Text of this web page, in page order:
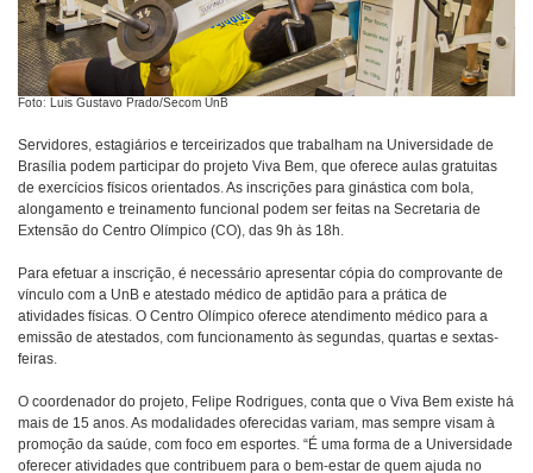
Foto: Luis Gustavo Prado/Secom UnB
Servidores, estagiários e terceirizados que trabalham na Universidade de
Brasília podem participar do projeto Viva Bem, que oferece aulas gratuitas
de exercícios físicos orientados. As inscrições para ginástica com bola,
alongamento e treinamento funcional podem ser feitas na Secretaria de
Extensão do Centro Olímpico (CO), das 9h às 18h.
Para efetuar a inscrição, é necessário apresentar cópia do comprovante de
vínculo com a UnB e atestado médico de aptidão para a prática de
atividades físicas. O Centro Olímpico oferece atendimento médico para a
emissão de atestados, com funcionamento às segundas, quartas e sextas-
feiras.
O coordenador do projeto, Felipe Rodrigues, conta que o Viva Bem existe há
mais de 15 anos. As modalidades oferecidas variam, mas sempre visam à
promoção da saúde, com foco em esportes. “É uma forma de a Universidade
oferecer atividades que contribuem para o bem-estar de quem ajuda no